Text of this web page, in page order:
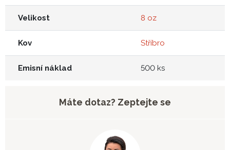
Velikost 8 oz
Kov Stříbro
Emisní náklad 500 ks
Máte dotaz? Zeptejte se